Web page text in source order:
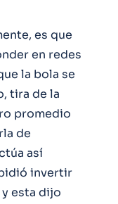
es que
en redes
la bola se
tira de la
promedio
de
así
invertir
esta dijo